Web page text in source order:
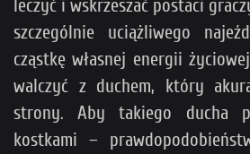
leczyć i wskrzeszać postaci
szczególnie uciążliwego
cząstkę własnej energii
walczyć z duchem, który
strony. Aby takiego ducha
kostkami –